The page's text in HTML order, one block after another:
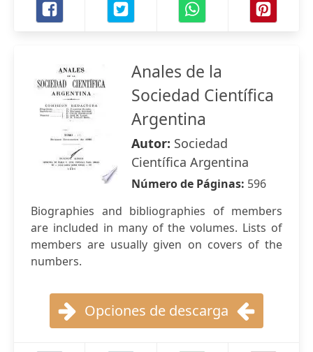
Anales de la
Sociedad Científica
Argentina
Autor: Sociedad
Científica Argentina
Número de Páginas: 596
Biographies and bibliographies of members
are included in many of the volumes. Lists of
members are usually given on covers of the
numbers.
Opciones de descarga